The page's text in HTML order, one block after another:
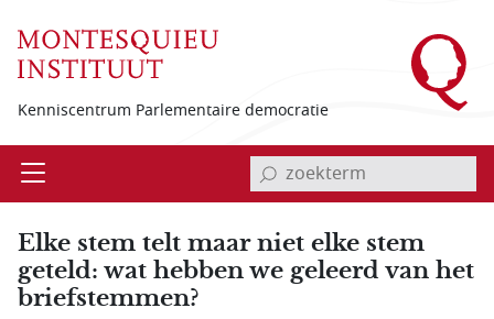
Kenniscentrum Parlementaire democratie
Open invoerveld zoekterm
Elke stem telt maar niet elke stem
geteld: wat hebben we geleerd van het
briefstemmen?